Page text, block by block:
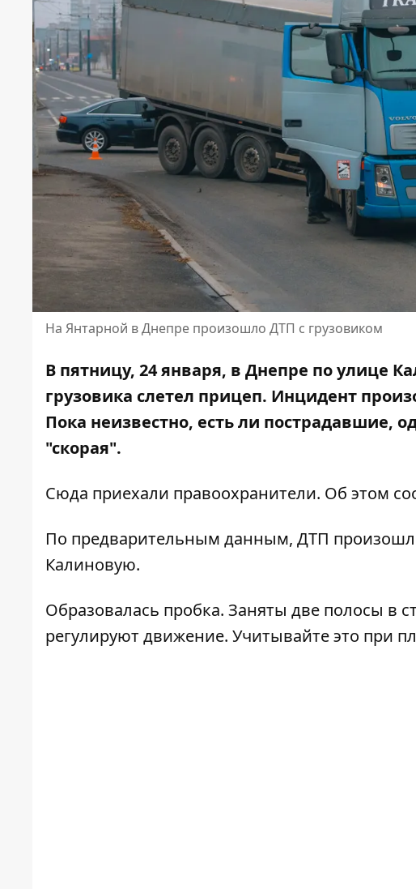
На Янтарной в Днепре произошло ДТП с грузовиком
В пятницу, 24 января, в Днепре по улице
грузовика слетел прицеп. Инцидент
Пока неизвестно, есть ли пострадавшие,
"скорая".
Сюда приехали правоохранители. Об этом
По предварительным данным, ДТП
Калиновую.
Образовалась пробка. Заняты две полосы в
регулируют движение. Учитывайте это при